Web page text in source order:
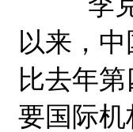
以来，
比去年
要国际